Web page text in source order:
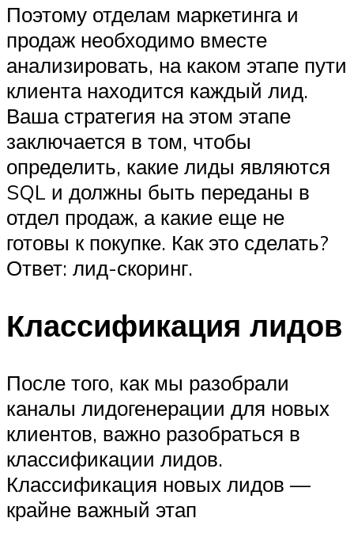
Поэтому отделам маркетинга и
продаж необходимо вместе
анализировать, на каком этапе пути
клиента находится каждый лид.
Ваша стратегия на этом этапе
заключается в том, чтобы
определить, какие лиды являются
SQL и должны быть переданы в
отдел продаж, а какие еще не
готовы к покупке. Как это сделать?
Ответ: лид-скоринг.
Классификация лидов
После того, как мы разобрали
каналы лидогенерации для новых
клиентов, важно разобраться в
классификации лидов.
Классификация новых лидов —
крайне важный этап